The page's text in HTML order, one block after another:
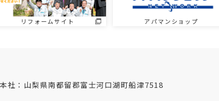
リフォームサイト アパマンショップ
本社：山梨県南都留郡富士河口湖町船津7518